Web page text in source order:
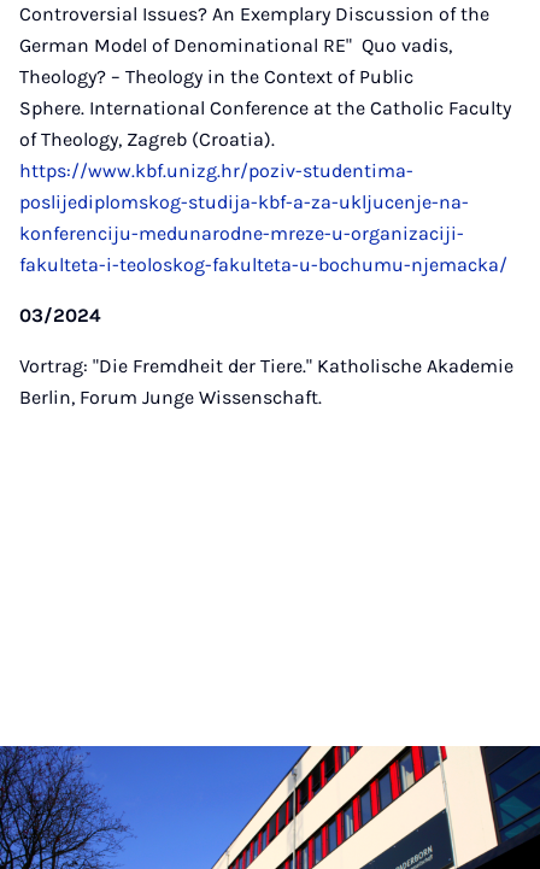
Controversial Issues? An Exemplary Discussion of the
German Model of Denominational RE" Quo vadis,
Theology? – Theology in the Context of Public
Sphere. International Conference at the Catholic Faculty
of Theology, Zagreb (Croatia).
https://www.kbf.unizg.hr/poziv-studentima-
poslijediplomskog-studija-kbf-a-za-ukljucenje-na-
konferenciju-medunarodne-mreze-u-organizaciji-
fakulteta-i-teoloskog-fakulteta-u-bochumu-njemacka/
03/2024
Vortrag: "Die Fremdheit der Tiere." Katholische Akademie
Berlin, Forum Junge Wissenschaft.